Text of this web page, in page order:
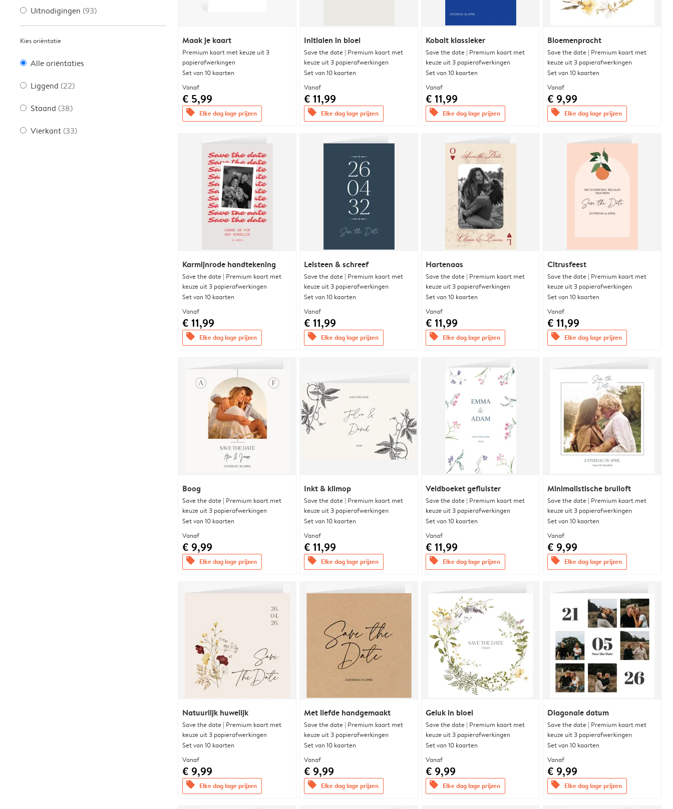
Uitnodigingen (93)
Kies oriëntatie
Alle oriëntaties
Liggend (22)
Staand (38)
Vierkant (33)
Maak je kaart
Premium kaart met keuze uit 3
papierafwerkingen
Set van 10 kaarten
Vanaf
€ 5,99
offers Elke dag lage prijzen
Initialen in bloei
Save the date | Premium kaart met
keuze uit 3 papierafwerkingen
Set van 10 kaarten
Vanaf
€ 11,99
offers Elke dag lage prijzen
Kobalt klassieker
Save the date | Premium kaart met
keuze uit 3 papierafwerkingen
Set van 10 kaarten
Vanaf
€ 11,99
offers Elke dag lage prijzen
Bloemenpracht
Save the date | Premium kaart met
keuze uit 3 papierafwerkingen
Set van 10 kaarten
Vanaf
€ 9,99
offers Elke dag lage prijzen
Karmijnrode handtekening
Save the date | Premium kaart met
keuze uit 3 papierafwerkingen
Set van 10 kaarten
Vanaf
€ 11,99
offers Elke dag lage prijzen
Leisteen & schreef
Save the date | Premium kaart met
keuze uit 3 papierafwerkingen
Set van 10 kaarten
Vanaf
€ 11,99
offers Elke dag lage prijzen
Hartenaas
Save the date | Premium kaart met
keuze uit 3 papierafwerkingen
Set van 10 kaarten
Vanaf
€ 11,99
offers Elke dag lage prijzen
Citrusfeest
Save the date | Premium kaart met
keuze uit 3 papierafwerkingen
Set van 10 kaarten
Vanaf
€ 11,99
offers Elke dag lage prijzen
Boog
Save the date | Premium kaart met
keuze uit 3 papierafwerkingen
Set van 10 kaarten
Vanaf
€ 9,99
offers Elke dag lage prijzen
Inkt & klimop
Save the date | Premium kaart met
keuze uit 3 papierafwerkingen
Set van 10 kaarten
Vanaf
€ 11,99
offers Elke dag lage prijzen
Veldboeket gefluister
Save the date | Premium kaart met
keuze uit 3 papierafwerkingen
Set van 10 kaarten
Vanaf
€ 11,99
offers Elke dag lage prijzen
Minimalistische bruiloft
Save the date | Premium kaart met
keuze uit 3 papierafwerkingen
Set van 10 kaarten
Vanaf
€ 9,99
offers Elke dag lage prijzen
Natuurlijk huwelijk
Save the date | Premium kaart met
keuze uit 3 papierafwerkingen
Set van 10 kaarten
Vanaf
€ 9,99
offers Elke dag lage prijzen
Met liefde handgemaakt
Save the date | Premium kaart met
keuze uit 3 papierafwerkingen
Set van 10 kaarten
Vanaf
€ 9,99
offers Elke dag lage prijzen
Geluk in bloei
Save the date | Premium kaart met
keuze uit 3 papierafwerkingen
Set van 10 kaarten
Vanaf
€ 9,99
offers Elke dag lage prijzen
Diagonale datum
Save the date | Premium kaart met
keuze uit 3 papierafwerkingen
Set van 10 kaarten
Vanaf
€ 9,99
offers Elke dag lage prijzen